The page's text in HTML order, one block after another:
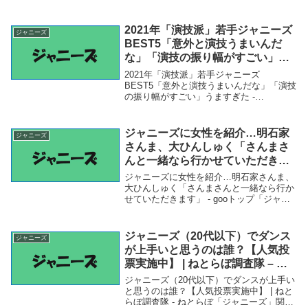
ど、「恥ずかしくない」 - サンケイスポー
ツ ...
ジャニーズ
2021年「演技派」若手ジャニーズ
BEST5「意外と演技うまいんだ
な」「演技の振り幅がすごい」う
ますぎた – goo.ne.jp
2021年「演技派」若手ジャニーズ
BEST5「意外と演技うまいんだな」「演技
の振り幅がすごい」うますぎた -
演技うまいんだな」「演技の振り幅がす
ご...
ジャニーズ
ジャニーズに女性を紹介…明石家
さんま、大ひんしゅく「さんまさ
んと一緒なら行かせていただきま
す」 – gooトップ
ジャニーズに女性を紹介…明石家さんま、
大ひんしゅく「さんまさんと一緒なら行か
せていただきます」 - gooトップ「ジャニ
と一緒なら行かせていただきます」 -
goo...
ジャニーズ
ジャニーズ（20代以下）でダンス
が上手いと思うのは誰？【人気投
票実施中】 | ねとらぼ調査隊 – ね
とらぼ
ジャニーズ（20代以下）でダンスが上手い
と思うのは誰？【人気投票実施中】 | ねと
らぼ調査隊 - ねとらぼ「ジャニーズ」関連